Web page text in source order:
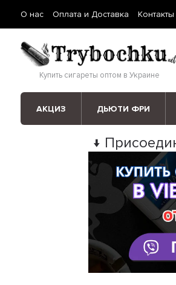
О нас Оплата и Доставка Контакты
Купить сигареты оптом в Украине
АКЦИЗ ДЬЮТИ ФРИ
↓